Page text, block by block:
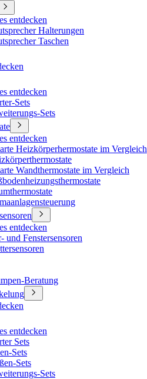
entdecken
Halterungen
Taschen
entdecken
Sets
Sets
entdecken
Heizkörperhermostate im Vergleich
Wandthermostate im Vergleich
entdecken
und Fenstersensoren
Beratung
entdecken
Sets
Sets
Sets
Sets